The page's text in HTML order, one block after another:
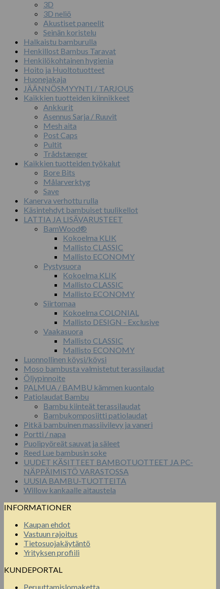
3D
3D neliö
Akustiset paneelit
Seinän koristelu
Halkaistu bamburulla
Henkillost Bambus Taravat
Henkilökohtainen hygienia
Hoito ja Huoltotuotteet
Huonejakaja
JÄÄNNÖSMYYNTI / TARJOUS
Kaikkien tuotteiden kiinnikkeet
Ankkurit
Asennus Sarja / Ruuvit
Mesh aita
Post Caps
Pultit
Trådstænger
Kaikkien tuotteiden työkalut
Bore Bits
Målarverktyg
Save
Kanerva verhottu rulla
Käsintehdyt bambuiset tuulikellot
LATTIA JA LISÄVARUSTEET
BamWood®
Kokoelma KLIK
Mallisto CLASSIC
Mallisto ECONOMY
Pystysuora
Kokoelma KLIK
Mallisto CLASSIC
Mallisto ECONOMY
Siirtomaa
Kokoelma COLONIAL
Mallisto DESIGN - Exclusive
Vaakasuora
Mallisto CLASSIC
Mallisto ECONOMY
Luonnollinen köysi/köysi
Moso bambusta valmistetut terassilaudat
Öljypinnoite
PALMUA / BAMBU kämmen kuontalo
Patiolaudat Bambu
Bambu kiinteät terassilaudat
Bambukomposiitti patiolaudat
Pitkä bambuinen massiivilevy ja vaneri
Portti / napa
Puolipyöreät sauvat ja säleet
Reed Lue bambusin soke
UUDET KÄSITTEET BAMBOTUOTTEET JA PC-
NÄPPÄIMISTÖ VARASTOSSA
UUSIA BAMBU-TUOTTEITA
Willow kankaalle aitaustela
INFORMATIONER
Kaupan ehdot
Vastuun rajoitus
Tietosuojakäytäntö
Yrityksen profiili
KUNDEPORTAL
Peruuttamislomaketta